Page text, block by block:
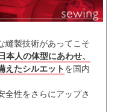
縫製技術があってこそ
日本人の体型にあわせ、
えたシルエットを国内
全性をさらにアップさ